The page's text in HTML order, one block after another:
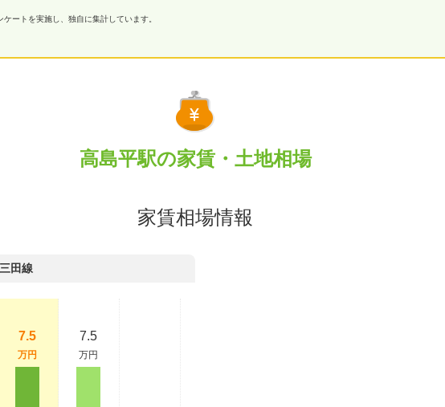
ートを実施し、独自に集計しています。
高島平駅の家賃・土地相場
家賃相場情報
田線
7.5
万円
7.5
万円